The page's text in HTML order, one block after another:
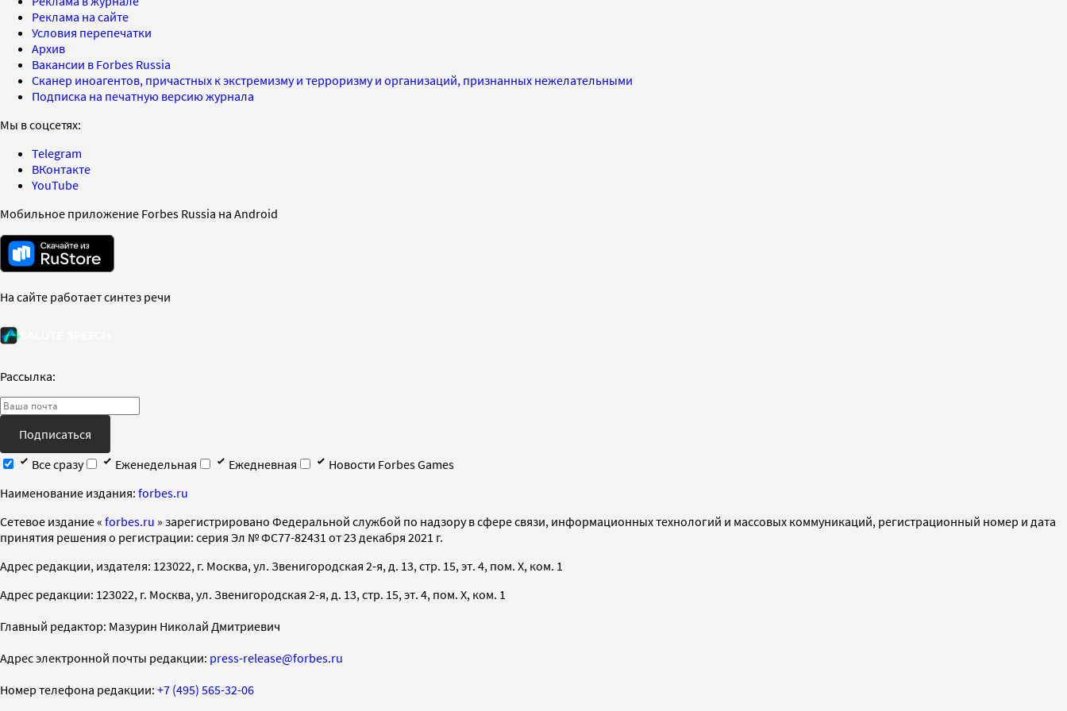
Реклама на сайте
Условия перепечатки
Архив
Вакансии в Forbes Russia
Сканер иноагентов, причастных к экстремизму и терроризму и организаций, признанных нежелательными
Подписка на печатную версию журнала
Мы в соцсетях:
Telegram
ВКонтакте
YouTube
Мобильное приложение Forbes Russia на Android
На сайте работает синтез речи
Рассылка:
Подписаться
Все сразу
Еженедельная Ежедневная
Новости Forbes Games
Наименование издания: forbes.ru
Cетевое издание « forbes.ru » зарегистрировано Федеральной службой по надзору в сфере связи, информационных технологий и массовых коммуникаций, регистрационный номер и дата
принятия решения о регистрации: серия Эл № ФС77-82431 от 23 декабря 2021 г.
Адрес редакции, издателя: 123022, г. Москва, ул. Звенигородская 2-я, д. 13, стр. 15, эт. 4, пом. X, ком. 1
Адрес редакции: 123022, г. Москва, ул. Звенигородская 2-я, д. 13, стр. 15, эт. 4, пом. X, ком. 1
Главный редактор: Мазурин Николай Дмитриевич
Адрес электронной почты редакции: press-release@forbes.ru
Номер телефона редакции: +7 (495) 565-32-06